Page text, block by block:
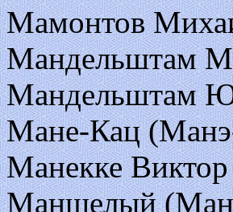
Мамонтов
Мандельштам
Мандельштам
Мане-Кац
Манекке
Маншелый